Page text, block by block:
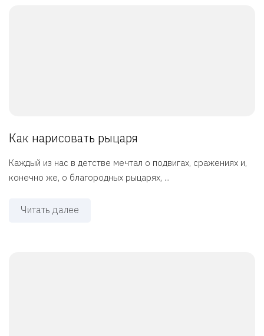
Как нарисовать рыцаря
Каждый из нас в детстве мечтал о подвигах, сражениях и,
конечно же, о благородных рыцарях, ...
Читать далее